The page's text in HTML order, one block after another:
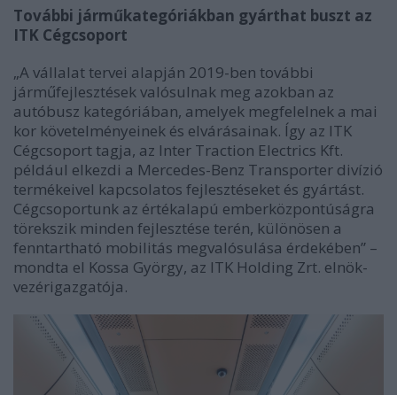
További járműkategóriákban gyárthat buszt az
ITK Cégcsoport
„A vállalat tervei alapján 2019-ben további
járműfejlesztések valósulnak meg azokban az
autóbusz kategóriában, amelyek megfelelnek a mai
kor követelményeinek és elvárásainak. Így az ITK
Cégcsoport tagja, az Inter Traction Electrics Kft.
például elkezdi a Mercedes-Benz Transporter divízió
termékeivel kapcsolatos fejlesztéseket és gyártást.
Cégcsoportunk az értékalapú emberközpontúságra
törekszik minden fejlesztése terén, különösen a
fenntartható mobilitás megvalósulása érdekében” –
mondta el Kossa György, az ITK Holding Zrt. elnök-
vezérigazgatója.